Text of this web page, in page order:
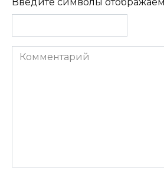
Комментарий